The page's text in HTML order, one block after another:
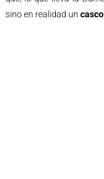
sino en realidad uncasco